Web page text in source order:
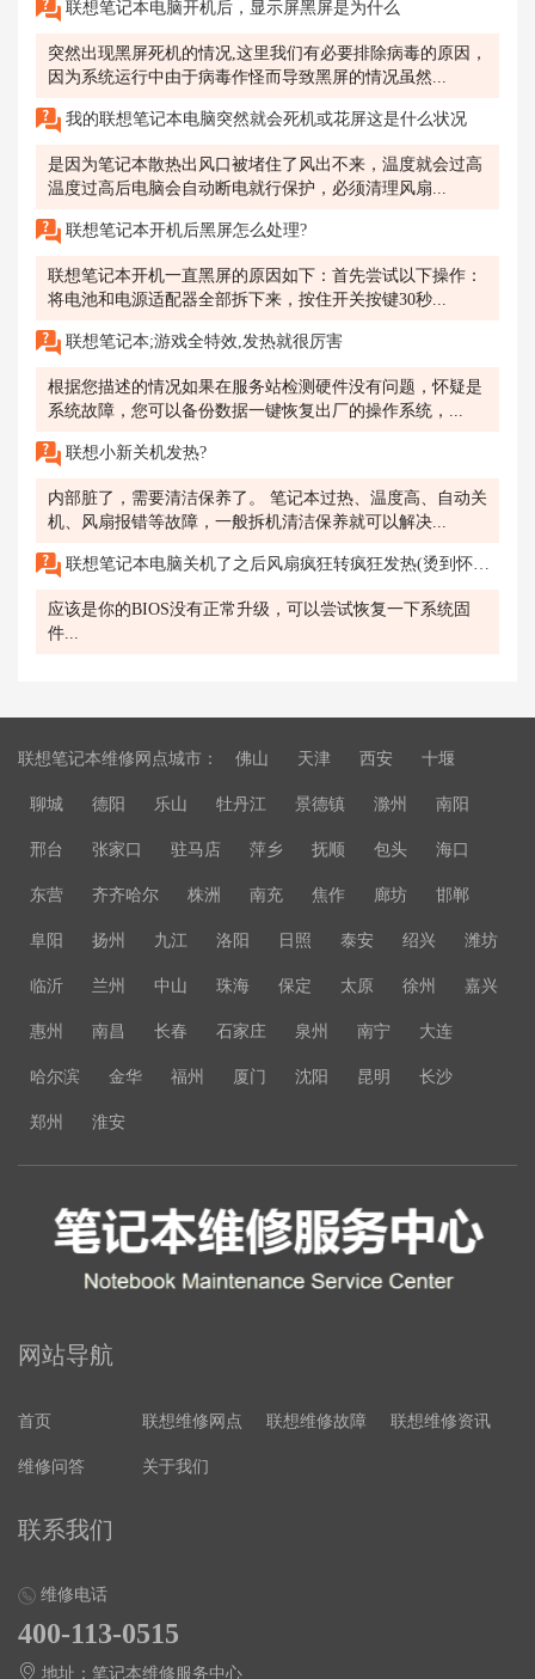
联想笔记本电脑开机后，显示屏黑屏是为什么
突然出现黑屏死机的情况,这里我们有必要排除病毒的原因，
因为系统运行中由于病毒作怪而导致黑屏的情况虽然...
我的联想笔记本电脑突然就会死机或花屏这是什么状况
是因为笔记本散热出风口被堵住了风出不来，温度就会过高
温度过高后电脑会自动断电就行保护，必须清理风扇...
联想笔记本开机后黑屏怎么处理?
联想笔记本开机一直黑屏的原因如下：首先尝试以下操作：
将电池和电源适配器全部拆下来，按住开关按键30秒...
联想笔记本;游戏全特效,发热就很厉害
根据您描述的情况如果在服务站检测硬件没有问题，怀疑是
系统故障，您可以备份数据一键恢复出厂的操作系统，...
联想小新关机发热?
内部脏了，需要清洁保养了。 笔记本过热、温度高、自动关
机、风扇报错等故障，一般拆机清洁保养就可以解决...
联想笔记本电脑关机了之后风扇疯狂转疯狂发热(烫到怀疑人生)，是什么问题？
应该是你的BIOS没有正常升级，可以尝试恢复一下系统固
件...
联想笔记本维修网点城市： 佛山 天津 西安 十堰
聊城 德阳 乐山 牡丹江 景德镇 滁州 南阳
邢台 张家口 驻马店 萍乡 抚顺 包头 海口
东营 齐齐哈尔 株洲 南充 焦作 廊坊 邯郸
阜阳 扬州 九江 洛阳 日照 泰安 绍兴 潍坊
临沂 兰州 中山 珠海 保定 太原 徐州 嘉兴
惠州 南昌 长春 石家庄 泉州 南宁 大连
哈尔滨 金华 福州 厦门 沈阳 昆明 长沙
郑州 淮安
网站导航
首页 联想维修网点 联想维修故障 联想维修资讯
维修问答 关于我们
联系我们
维修电话
400-113-0515
地址：笔记本维修服务中心